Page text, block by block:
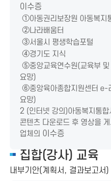
이수증
①아동권리보장원 아동복지
②나라배움터
③서울시 평생학습포털
④경기도 지식
⑤중앙교육연수원(교육부
요망)
⑥중앙육아종합지원센터 e-
요망)
2 (인터넷 강의)아동복지통
콘텐츠 다운로드 후 영상을
업체의 이수증
집합(강사) 교육
내부기안(계획서, 결과보고서)